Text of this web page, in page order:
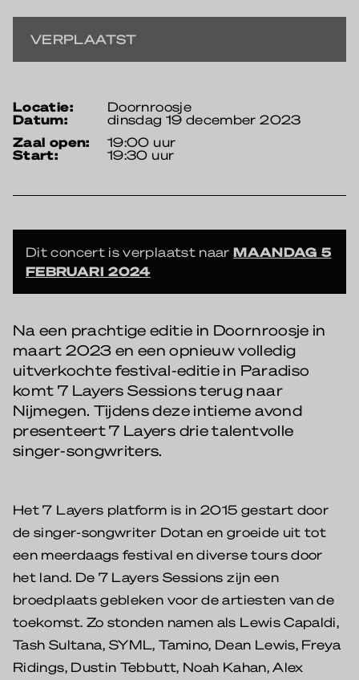
VERPLAATST
locatie: Doornroosje
datum:
dinsdag 19 december 2023
zaal open:
19:00 uur
start: 19:30 uur
Dit concert is verplaatst naarMAANDAG 5
FEBRUARI 2024
Na een prachtige editie in Doornroosje in
maart 2023 en een opnieuw volledig
uitverkochte festival-editie in Paradiso
komt 7 Layers Sessions terug naar
Nijmegen. Tijdens deze intieme avond
presenteert 7 Layers drie talentvolle
singer-songwriters.
Het 7 Layers platform is in 2015 gestart door
de singer-songwriter Dotan en groeide uit tot
een meerdaags festival en diverse tours door
het land. De 7 Layers Sessions zijn een
broedplaats gebleken voor de artiesten van de
toekomst. Zo stonden namen als Lewis Capaldi,
Tash Sultana, SYML, Tamino, Dean Lewis, Freya
Ridings, Dustin Tebbutt, Noah Kahan, Alex